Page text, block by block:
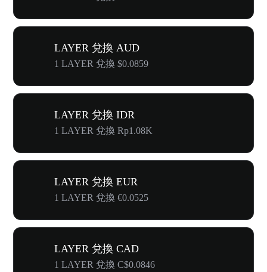
LAYER 兌換 AUD
1 LAYER 兌換 $0.0859
LAYER 兌換 IDR
1 LAYER 兌換 Rp1.08K
LAYER 兌換 EUR
1 LAYER 兌換 €0.0525
LAYER 兌換 CAD
1 LAYER 兌換 C$0.0846